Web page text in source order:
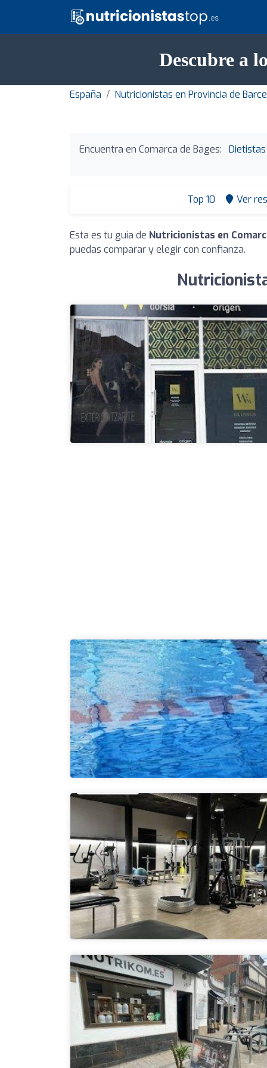
Descubre a
España Nutricionistas en Provincia de
Encuentra en Comarca de Bages:
Top 10 Ver
Esta es tu guía de Nutricionistas en
puedas comparar y elegir con confianza.